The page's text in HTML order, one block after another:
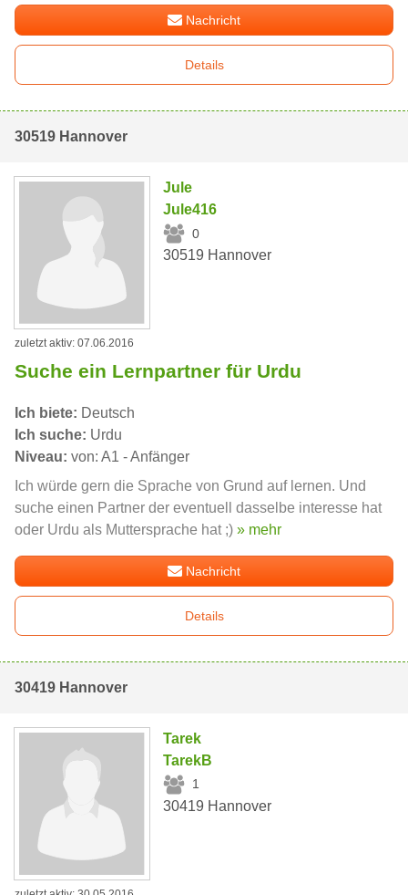
Nachricht
Details
30519 Hannover
Jule
Jule416
0
30519 Hannover
zuletzt aktiv: 07.06.2016
Suche ein Lernpartner für Urdu
Ich biete: Deutsch
Ich suche: Urdu
Niveau: von: A1 - Anfänger
Ich würde gern die Sprache von Grund auf lernen. Und
suche einen Partner der eventuell dasselbe interesse hat
oder Urdu als Muttersprache hat ;) » mehr
Nachricht
Details
30419 Hannover
Tarek
TarekB
1
30419 Hannover